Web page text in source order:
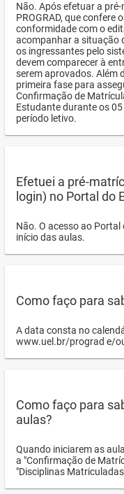
Não. Após efetuar a
PROGRAD, que confere
conformidade com o
acompanhar a situação
os ingressantes pelo
devem comparecer à
serem aprovados. Além
primeira fase para
Confirmação de
Estudante durante os
período letivo.
Efetuei a pré-
login) no Portal do
Não. O acesso ao
início das aulas.
Como faço para
A data consta no
www.uel.br/prograd e/
Como faço para
aulas?
Quando iniciarem as
a "Confirmação de
"Disciplinas